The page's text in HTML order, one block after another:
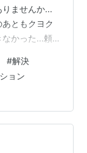
ませんか...
ともクヨク
かった...頼
か損ですよ
でしょう
？と言われ
、頼まれると
よね... 嫌われ
#解決
ョン